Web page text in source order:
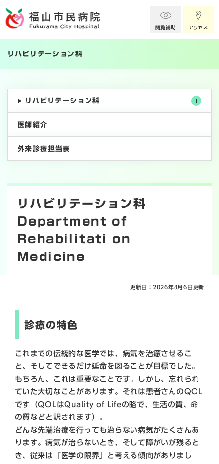
ジ
リハビリテーション科
リハビリテーション科
医師紹介
外来診療担当表
本
リハビリテーション科
Department of
Rehabilitati on
Medicine
更新日：2026年8月6日更新
診療の特色
これまでの伝統的な医学では、病気を治癒させるこ
と、そしてできるだけ延命を図ることが目標でした。
もちろん、これは重要なことです。しかし、忘れられ
ていた大切なことがあります。それは患者さんのQOL
です（QOLはQuality of Lifeの略で、生活の質、命
の質などと訳されます）。
どんな先端治療を行っても治らない病気がたくさんあ
ります。病気が治らないとき、そして障がいが残ると
き、従来は「医学の限界」と考える傾向がありまし